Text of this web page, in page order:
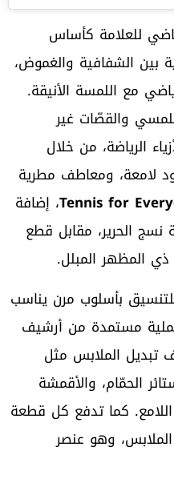
للعلامة كأساس
بين الشفافية والغموض،
مع اللمسة الأنيقة.
والقصّات غير
الرياضة، من خلال
لامعة، ومعاطف مطرية
Tennis for، إضافة
نسج الحرير، مقابل قطع
المظهر المبلل.
بأسلوب مرن يناسب
مستمدة من أرشيف
تبديل الملابس مثل
الحمّام، والأقمشة
كما تدفع كل قطعة
وهو عنصر